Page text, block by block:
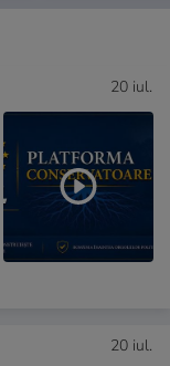
20 iul.
20 iul.